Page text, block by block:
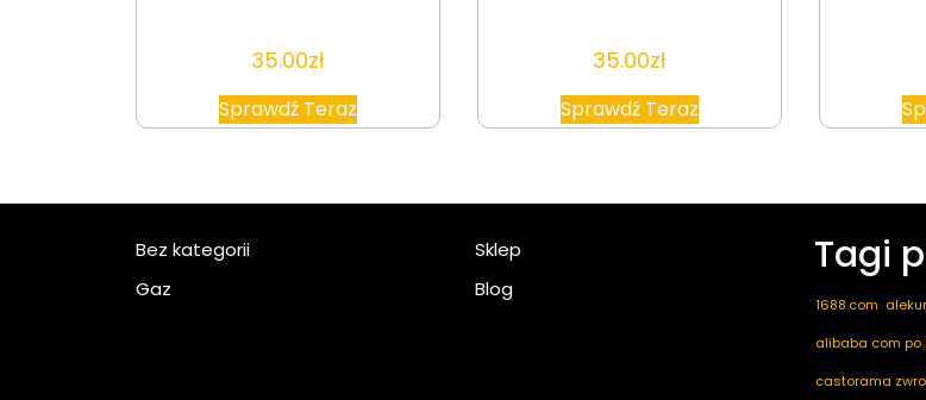
35.00zł
Sprawdź Teraz
35.00zł
Sprawdź Teraz
Bez kategorii
Gaz
Sklep
Blog
Tagi
1688.com
alibaba com po
castorama